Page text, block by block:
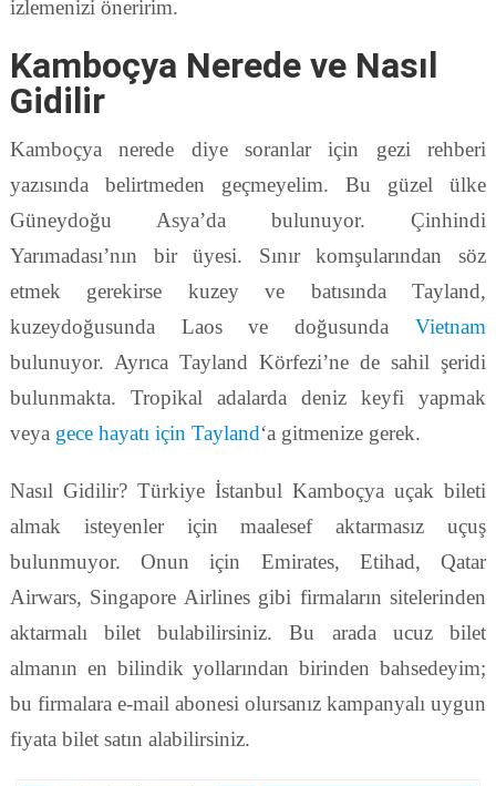
izlemenizi öneririm.
Kamboçya Nerede ve Nasıl
Gidilir
Kamboçya nerede diye soranlar için gezi rehberi
yazısında belirtmeden geçmeyelim. Bu güzel ülke
Güneydoğu Asya’da bulunuyor. Çinhindi
Yarımadası’nın bir üyesi. Sınır komşularından söz
etmek gerekirse kuzey ve batısında Tayland,
kuzeydoğusunda Laos ve doğusundaVietnam
bulunuyor. Ayrıca Tayland Körfezi’ne de sahil şeridi
bulunmakta. Tropikal adalarda deniz keyfi yapmak
veya gece hayatı için Tayland‘a gitmenize gerek.
Nasıl Gidilir? Türkiye İstanbul Kamboçya uçak bileti
almak isteyenler için maalesef aktarmasız uçuş
bulunmuyor. Onun için Emirates, Etihad, Qatar
Airwars, Singapore Airlines gibi firmaların sitelerinden
aktarmalı bilet bulabilirsiniz. Bu arada ucuz bilet
almanın en bilindik yollarından birinden bahsedeyim;
bu firmalara e-mail abonesi olursanız kampanyalı uygun
fiyata bilet satın alabilirsiniz.